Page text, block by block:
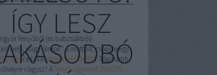
ÍGY LESZ
fenyőből (és babzsákból)
hely, nagy álmok” a mottód, csapj le egy
ágy-ra (aliaságykeret 90x200). Tágasabb
vágysz? Afenyő ágykeret 180x200